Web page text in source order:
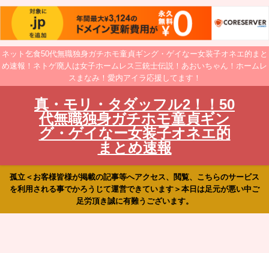
ネット乞食50代無職独身ガチホモ童貞ギング・ゲイなー女装子オネエ的まと
め速報！ネトゲ廃人は女子ホームレス三銃士伝説！あおいちゃん！ホームレ
スまなみ！愛内アイラ応援してます！
真・モリ・タダッフル2！！50
代無職独身ガチホモ童貞ギン
グ・ゲイなー女装子オネエ的
まとめ速報
孤立＜お客様皆様が掲載の記事等へアクセス、閲覧、こちらのサービス
を利用される事でかろうじて運営できています＞本日は足元が悪い中ご
足労頂き誠に有難うございます。